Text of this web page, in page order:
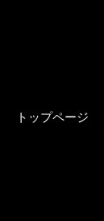
トップページ